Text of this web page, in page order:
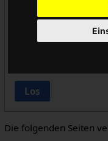
Links ausblenden
Los
Die folgenden Seiten